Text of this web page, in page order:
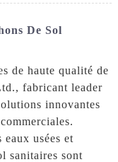
De Sol
de haute qualité de
fabricant leader
innovantes
usées et
sanitaires sont